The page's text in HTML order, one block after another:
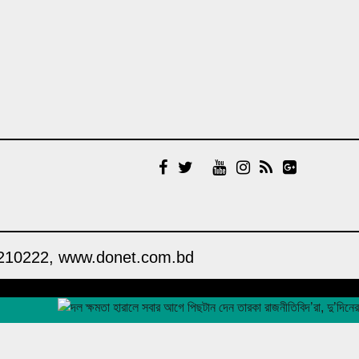
পৌনে ৩ কোটি টাকার সড়ক,
বাঁশ-বালুর বস্তায় ঠেকা!
করেছি: এমপি নাছির চৌধুরী
‘আপনারা দেখেননি, আমরা
পুলিশ মেরেছি’: প্রকাশ্যে
এনসিপি নেতার স্বীকারোক্তি
www.donet.com.bd
Design & Developed byDONET IT